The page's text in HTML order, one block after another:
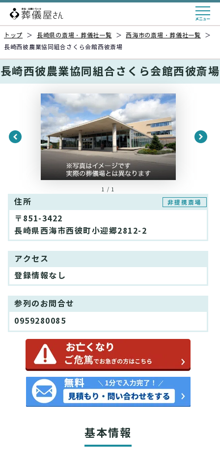
トップ ＞ 長崎県の斎場・葬儀社一覧 ＞ 西海市の斎場・葬儀社一覧
＞
長崎西彼農業協同組合さくら会館西彼斎場
長崎西彼農業協同組合さくら会館西彼斎場
1 / 1
住所 非提携斎場
〒851-3422
長崎県西海市西彼町小迎郷2812-2
アクセス
登録情報なし
参列のお問合せ
0959280085
基本情報